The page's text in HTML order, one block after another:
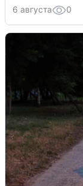
6 августа 0